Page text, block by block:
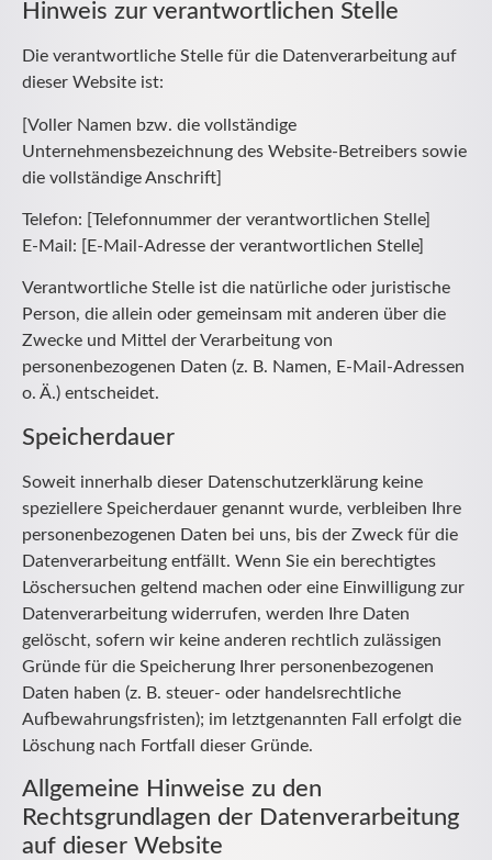
Hinweis zur verantwortlichen Stelle
Die verantwortliche Stelle für die Datenverarbeitung auf
dieser Website ist:
[Voller Namen bzw. die vollständige
Unternehmensbezeichnung des Website-Betreibers sowie
die vollständige Anschrift]
Telefon: [Telefonnummer der verantwortlichen Stelle]
E-Mail: [E-Mail-Adresse der verantwortlichen Stelle]
Verantwortliche Stelle ist die natürliche oder juristische
Person, die allein oder gemeinsam mit anderen über die
Zwecke und Mittel der Verarbeitung von
personenbezogenen Daten (z. B. Namen, E-Mail-Adressen
o. Ä.) entscheidet.
Speicherdauer
Soweit innerhalb dieser Datenschutzerklärung keine
speziellere Speicherdauer genannt wurde, verbleiben Ihre
personenbezogenen Daten bei uns, bis der Zweck für die
Datenverarbeitung entfällt. Wenn Sie ein berechtigtes
Löschersuchen geltend machen oder eine Einwilligung zur
Datenverarbeitung widerrufen, werden Ihre Daten
gelöscht, sofern wir keine anderen rechtlich zulässigen
Gründe für die Speicherung Ihrer personenbezogenen
Daten haben (z. B. steuer- oder handelsrechtliche
Aufbewahrungsfristen); im letztgenannten Fall erfolgt die
Löschung nach Fortfall dieser Gründe.
Allgemeine Hinweise zu den
Rechtsgrundlagen der Datenverarbeitung
auf dieser Website